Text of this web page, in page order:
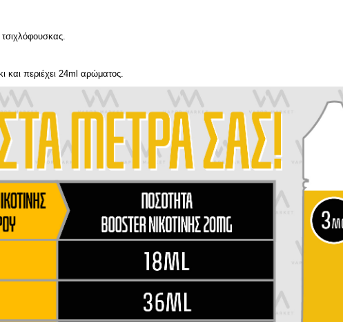
και περιέχει 24ml αρώματος.